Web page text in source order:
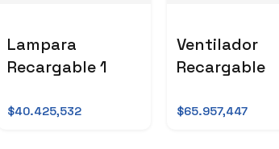
Lampara
Recargable 1
$40.425,532
Ventilador
Recargable
$65.957,447